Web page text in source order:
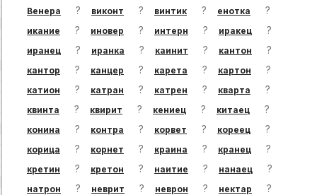
Венера ? виконт ? винтик ? енотка ?
икание ? иновер ? интерн ? иракец ?
иранец ? иранка ? каинит ? кантон ?
кантор ? канцер ? карета ? картон ?
катион ? катран ? катрен ? кварта ?
квинта ? квирит ? кениец ? китаец ?
конина ? контра ? корвет ? кореец ?
корица ? корнет ? краина ? кранец ?
кретин ? кретон ? наитие ? нанаец ?
натрон ? неврит ? неврон ? нектар ?